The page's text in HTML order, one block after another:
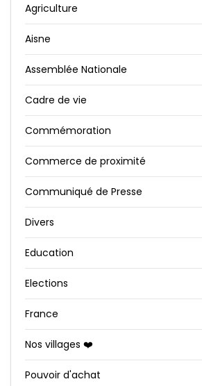
Agriculture
Aisne
Assemblée Nationale
Cadre de vie
Commémoration
Commerce de proximité
Communiqué de Presse
Divers
Education
Elections
France
Nos villages ❤️
Pouvoir d'achat